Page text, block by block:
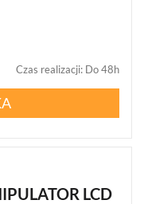
Czas realizacji: Do 48h
LCD